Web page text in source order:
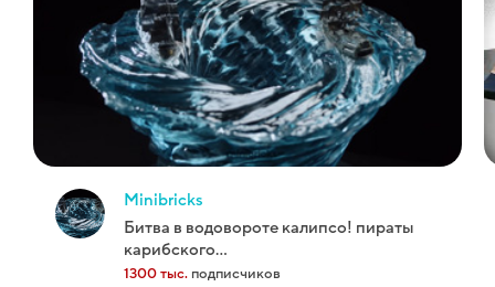
minibricks
битва в водовороте калипсо! пираты
карибского...
1300 тыс. подписчиков